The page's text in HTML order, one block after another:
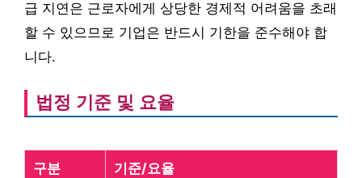
급 지연은 근로자에게 상당한 경제적 어려움을 초래
할 수 있으므로 기업은 반드시 기한을 준수해야 합
니다.
법정 기준 및 요율
구분 기준/요율